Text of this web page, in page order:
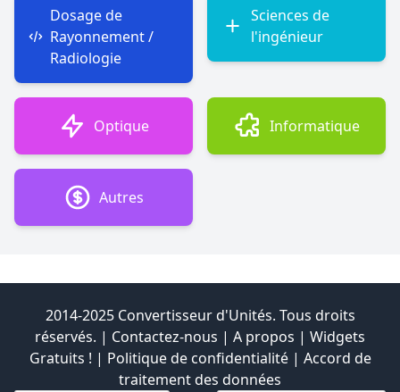
Dosage de
Rayonnement /
Radiologie
Sciences de
l'ingénieur
Optique Informatique
Autres
2014-2025 Convertisseur d'Unités. Tous droits
réservés. | Contactez-nous | A propos | Widgets
Gratuits ! | Politique de confidentialité| Accord de
traitement des données